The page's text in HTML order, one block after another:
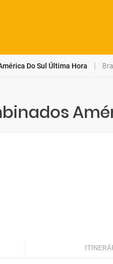
Do Sul Última Hora